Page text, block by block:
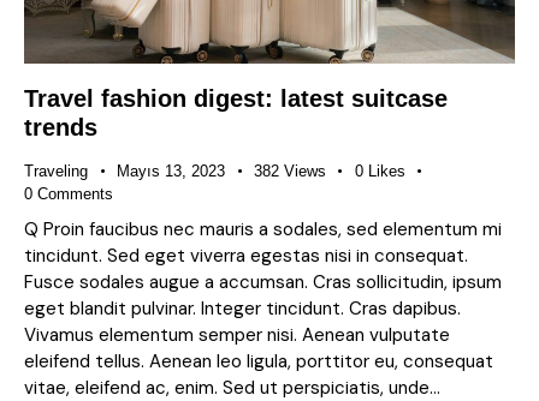
Travel fashion digest: latest suitcase
trends
Traveling Mayıs 13, 2023 382 Views 0
Likes
0 Comments
Q Proin faucibus nec mauris a sodales, sed elementum mi
tincidunt. Sed eget viverra egestas nisi in consequat.
Fusce sodales augue a accumsan. Cras sollicitudin, ipsum
eget blandit pulvinar. Integer tincidunt. Cras dapibus.
Vivamus elementum semper nisi. Aenean vulputate
eleifend tellus. Aenean leo ligula, porttitor eu, consequat
vitae, eleifend ac, enim. Sed ut perspiciatis, unde…